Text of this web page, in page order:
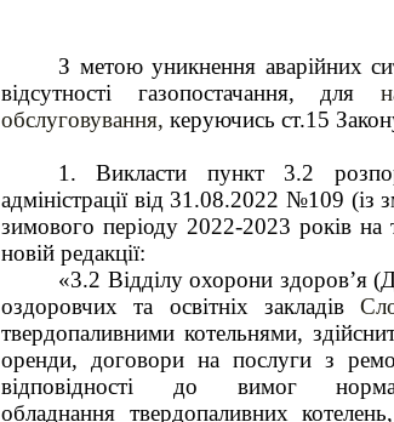
З метою уникнення аварійних
відсутності газопостачання, для
обслуговування, керуючись ст.15
Викласти пункт 3.2
адміністрації від 31.08.2022 №109
зимового періоду 2022-2023 років на
новій редакції:
«3.2 Відділу охорони здоров’я
оздоровчих та освітніх закладів
твердопаливними котельнями,
оренди, договори на послуги з
відповідності до вимог
обладнання твердопаливних